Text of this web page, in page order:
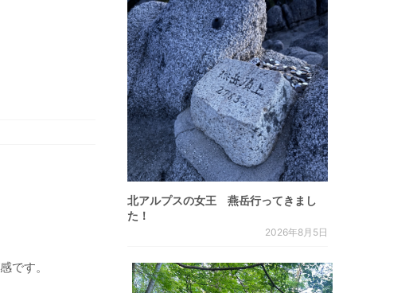
です。
北アルプスの女王 燕岳行ってきまし
た！
2026年8月5日